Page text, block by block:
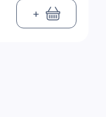
+